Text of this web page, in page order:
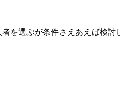
を選ぶが条件さえあえば検討